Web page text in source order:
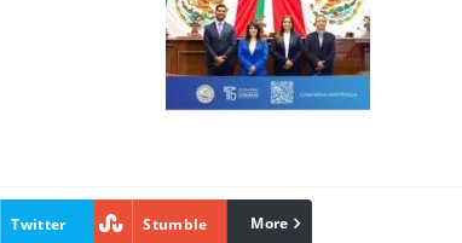
Twitter Stumble linkedin
More